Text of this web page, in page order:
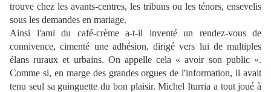
trouve chez les avants-centres, les tribuns ou les ténors, ensevelis
sous les demandes en mariage.
Ainsi l'ami du café-crème a-t-il inventé un rendez-vous de
connivence, cimenté une adhésion, dirigé vers lui de multiples
élans ruraux et urbains. On appelle cela « avoir son public ».
Comme si, en marge des grandes orgues de l'information, il avait
tenu seul sa guinguette du bon plaisir. Michel Iturria a tout joué à